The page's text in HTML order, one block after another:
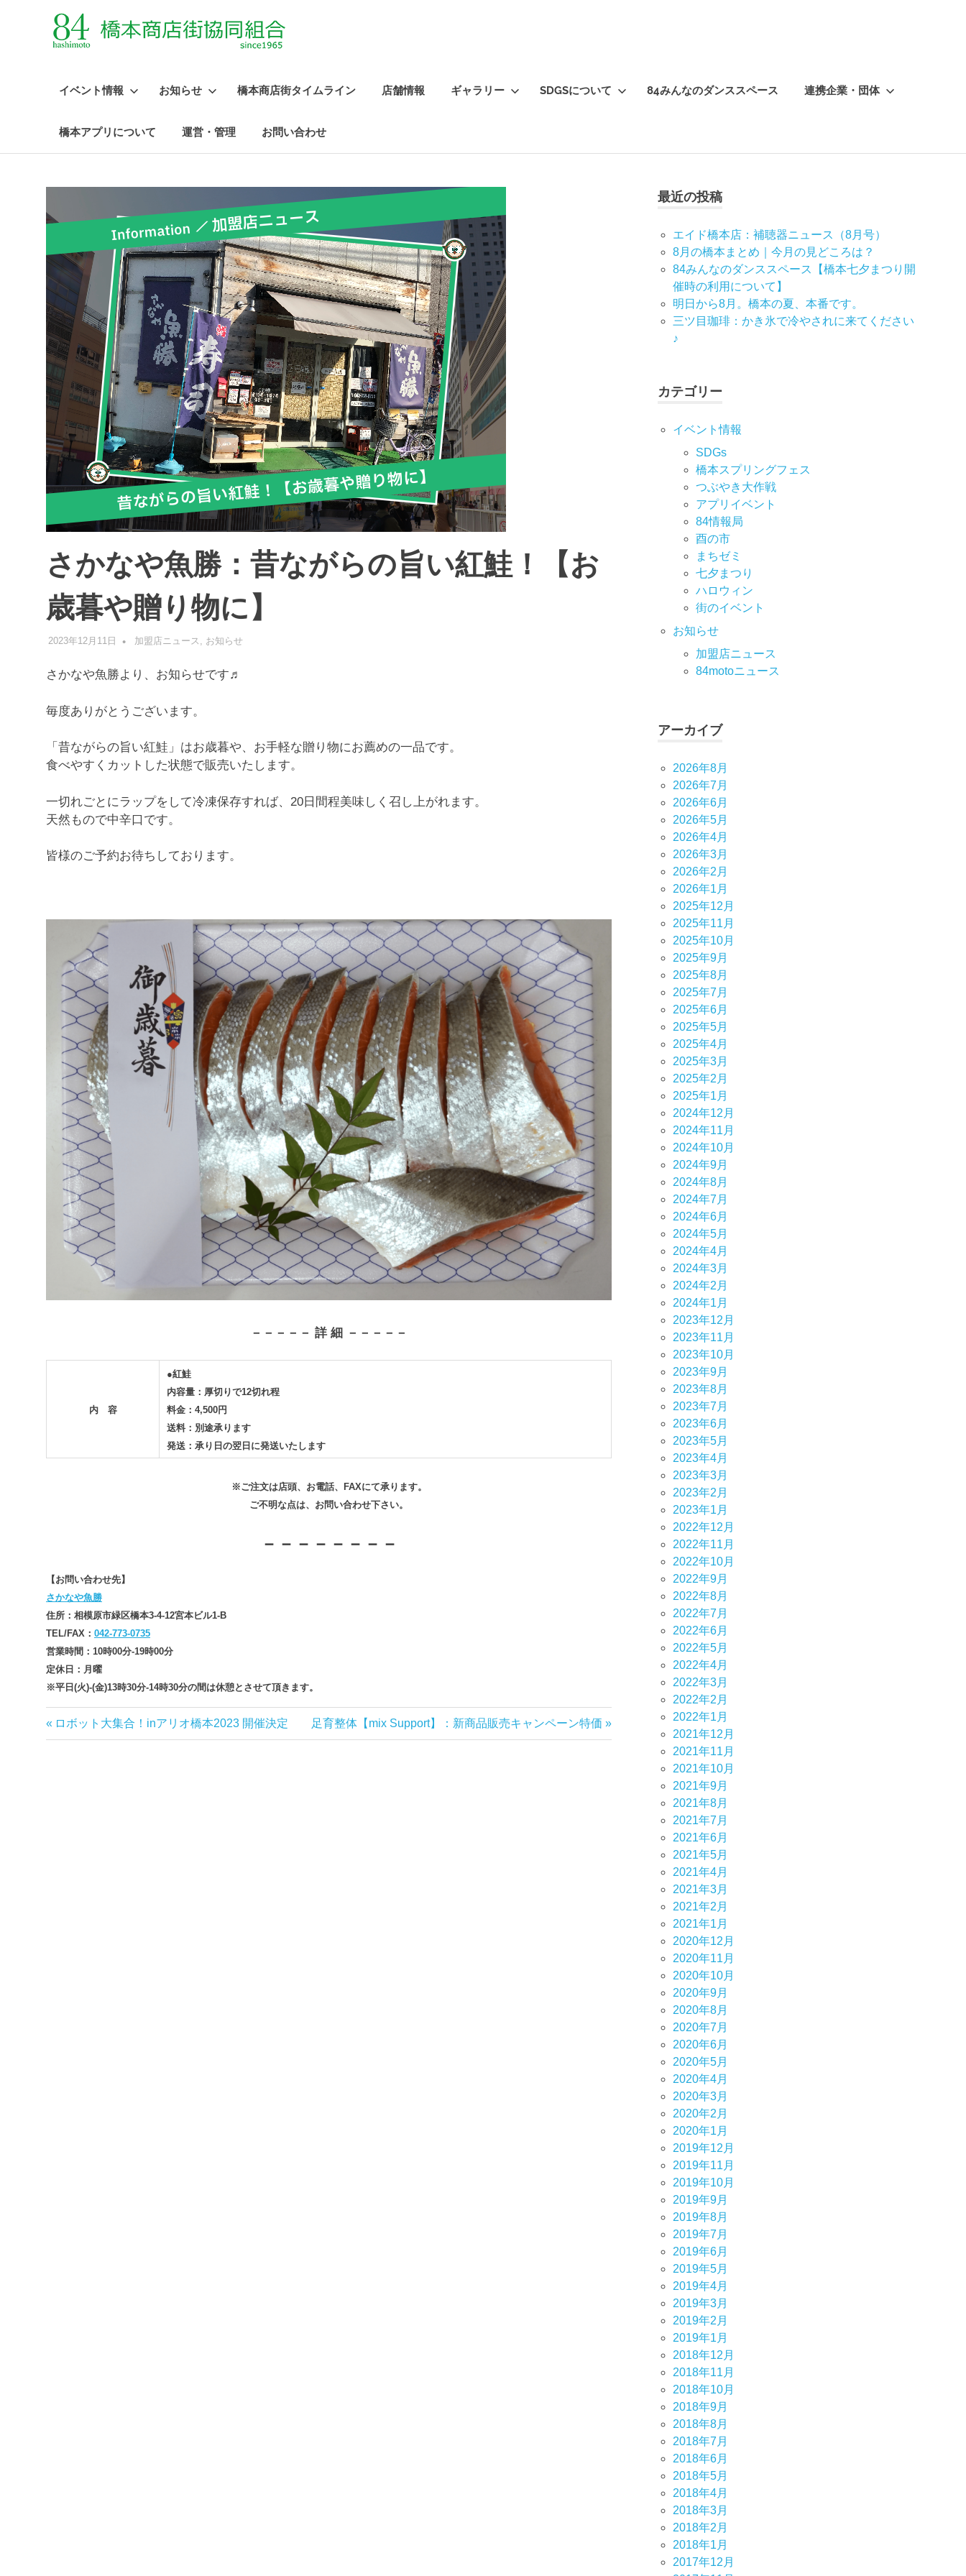
イベント情報 お知らせ 橋本商店街タイムライン 店舗情報 ギャラリー SDGSについて 84みんなのダンススペース 連携企業・団体
橋本アプリについて 運営・管理 お問い合わせ
さかなや魚勝：昔ながらの旨い紅鮭！【お
歳暮や贈り物に】
2023年12月11日 管理者
加盟店ニュース お知らせ
さかなや魚勝より、お知らせです♬
毎度ありがとうございます。
「昔ながらの旨い紅鮭」はお歳暮や、お手軽な贈り物にお薦めの一品です。
食べやすくカットした状態で販売いたします。
一切れごとにラップをして冷凍保存すれば、20日間程美味しく召し上がれます。
天然もので中辛口です。
皆様のご予約お待ちしております。
－－－－－ 詳 細 －－－－－
内 容
●紅鮭
内容量：厚切りで12切れ程
料金：4,500円
送料：別途承ります
発送：承り日の翌日に発送いたします
※ご注文は店頭、お電話、FAXにて承ります。
ご不明な点は、お問い合わせ下さい。
－－－－－－－－
【お問い合わせ先】
さかなや魚勝
住所：相模原市緑区橋本3-4-12宮本ビル1-B
TEL/FAX： 042-773-0735
営業時間：10時00分-19時00分
定休日：月曜
※平日(火)‐(金)13時30分-14時30分の間は休憩とさせて頂きます。
投
前
の
ロボット大集合！inアリオ橋本2023 開催決定
次
の
足育整体【mix Support】：新商品販売キャンペーン特価
最近の投稿
エイド橋本店：補聴器ニュース（8月号）
8月の橋本まとめ｜今月の見どころは？
84みんなのダンススペース【橋本七夕まつり開
催時の利用について】
明日から8月。橋本の夏、本番です。
三ツ目珈琲：かき氷で冷やされに来てください
♪
カテゴリー
イベント情報
SDGs
橋本スプリングフェス
つぶやき大作戦
アプリイベント
84情報局
酉の市
まちゼミ
七⼣まつり
ハロウィン
街のイベント
お知らせ
加盟店ニュース
84motoニュース
アーカイブ
2026年8月
2026年7月
2026年6月
2026年5月
2026年4月
2026年3月
2026年2月
2026年1月
2025年12月
2025年11月
2025年10月
2025年9月
2025年8月
2025年7月
2025年6月
2025年5月
2025年4月
2025年3月
2025年2月
2025年1月
2024年12月
2024年11月
2024年10月
2024年9月
2024年8月
2024年7月
2024年6月
2024年5月
2024年4月
2024年3月
2024年2月
2024年1月
2023年12月
2023年11月
2023年10月
2023年9月
2023年8月
2023年7月
2023年6月
2023年5月
2023年4月
2023年3月
2023年2月
2023年1月
2022年12月
2022年11月
2022年10月
2022年9月
2022年8月
2022年7月
2022年6月
2022年5月
2022年4月
2022年3月
2022年2月
2022年1月
2021年12月
2021年11月
2021年10月
2021年9月
2021年8月
2021年7月
2021年6月
2021年5月
2021年4月
2021年3月
2021年2月
2021年1月
2020年12月
2020年11月
2020年10月
2020年9月
2020年8月
2020年7月
2020年6月
2020年5月
2020年4月
2020年3月
2020年2月
2020年1月
2019年12月
2019年11月
2019年10月
2019年9月
2019年8月
2019年7月
2019年6月
2019年5月
2019年4月
2019年3月
2019年2月
2019年1月
2018年12月
2018年11月
2018年10月
2018年9月
2018年8月
2018年7月
2018年6月
2018年5月
2018年4月
2018年3月
2018年2月
2018年1月
2017年12月